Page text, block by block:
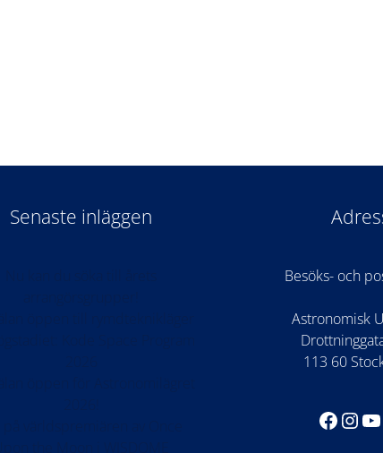
Senaste inläggen
Besöks- och
Astronomisk
113 60